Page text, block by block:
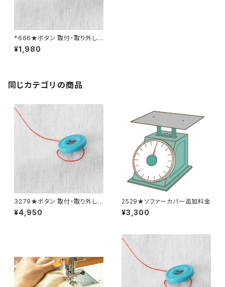
*666★ボタン 取付・取り外し
料金(追加6個分)
¥1,980
同じカテゴリの商品
3279★ボタン 取付・取り外し
料金(15個分)
¥4,950
2529★ソファーカバー追加料金
¥3,300